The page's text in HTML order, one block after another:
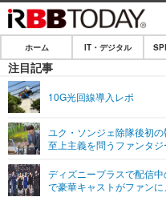
ホーム
IT・デジタル
ネタ
ショッピング
SPEED TEST
エンタメ
エンタメTOP
ライフ
ホーム IT・デジタル
注目記事
10G光回線導入レポ
ユク・ソンジェ除隊後初
至上主義を問うファンタジ
ディズニープラスで配信
で豪華キャストがファンに